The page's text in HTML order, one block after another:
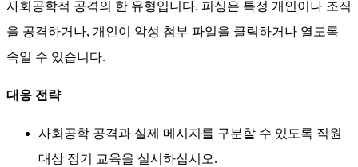
사회공학적 공격의 한 유형입니다. 피싱은 특정 개인이나 조직
을 공격하거나, 개인이 악성 첨부 파일을 클릭하거나 열도록
속일 수 있습니다.
대응 전략
사회공학 공격과 실제 메시지를 구분할 수 있도록 직원
대상 정기 교육을 실시하십시오.